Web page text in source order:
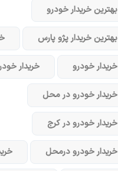
بهترین خریدار خودرو
بهترین خریدار پژو پارس
خریدار خودرو خریدار
خریدار خودرو در محل
خریدار خودرو در کرج
خریدار خودرو در‌محل